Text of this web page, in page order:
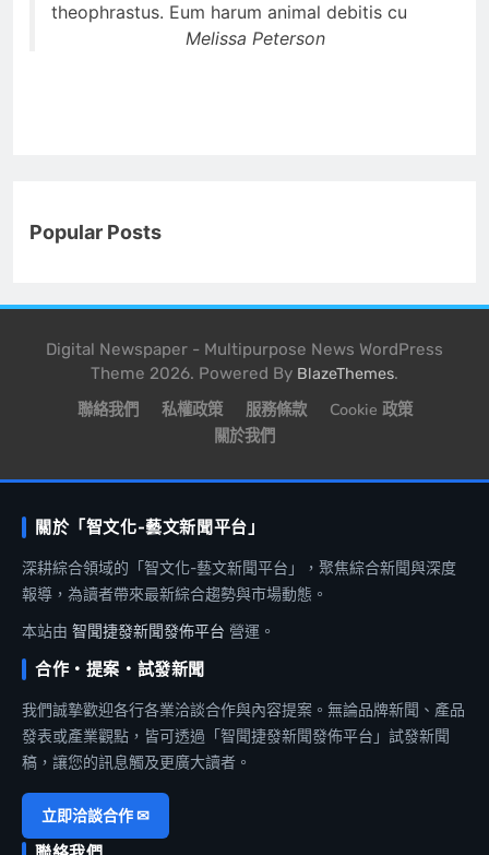
theophrastus. Eum harum animal debitis cu
Melissa Peterson
Popular Posts
Digital Newspaper - Multipurpose News WordPress
Theme 2026. Powered By BlazeThemes.
聯絡我們 私權政策 服務條款
Cookie 政策
關於我們
關於「智文化-藝文新聞平台」
深耕綜合領域的「智文化-藝文新聞平台」，聚焦綜合新聞與深度
報導，為讀者帶來最新綜合趨勢與市場動態。
本站由 智聞捷發新聞發佈平台 營運。
合作・提案・試發新聞
我們誠摯歡迎各行各業洽談合作與內容提案。無論品牌新聞、產品
發表或產業觀點，皆可透過「智聞捷發新聞發佈平台」試發新聞
稿，讓您的訊息觸及更廣大讀者。
立即洽談合作 ✉